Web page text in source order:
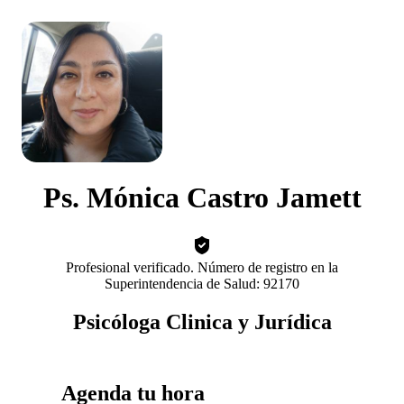
Ps. Mónica Castro Jamett
Profesional verificado. Número de registro en la
Superintendencia de Salud: 92170
Psicóloga Clinica y Jurídica
Agenda tu hora